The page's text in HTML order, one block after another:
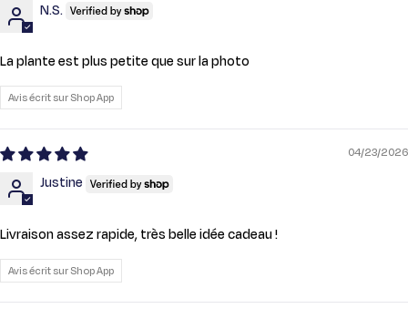
N.S.
La plante est plus petite que sur la photo
Avis écrit sur Shop App
04/23/2026
Justine
Livraison assez rapide, très belle idée cadeau !
Avis écrit sur Shop App